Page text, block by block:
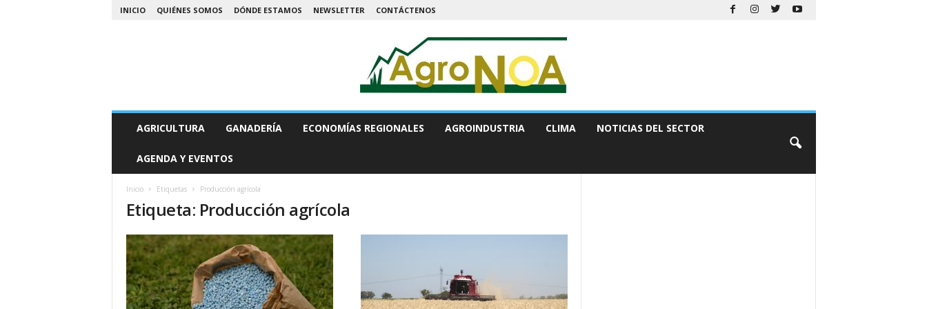
INICIO QUIÉNES SOMOS DÓNDE ESTAMOS NEWSLETTER CONTÁCTENOS
N
AGRICULTURA GANADERÍA ECONOMÍAS REGIONALES AGROINDUSTRIA CLIMA NOTICIAS DEL SECTOR
AGENDA Y EVENTOS
Inicio Etiquetas Producción agrícola
Etiqueta: Producción agrícola